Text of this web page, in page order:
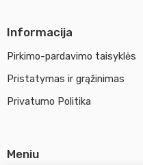
Informacija
Pirkimo-pardavimo taisyklės
Pristatymas ir grąžinimas
Privatumo Politika
Meniu